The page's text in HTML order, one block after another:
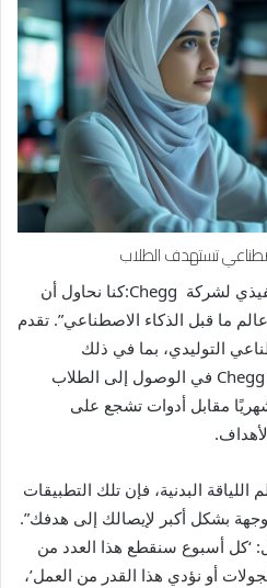
تستهدف الطلاب
يقول ناثان شولتز، الرئيس التنفيذي لشركة Chegg:كنا نحاول أن
ما قبل الذكاء الاصطناعي”. تقدم
التوليدي، بما في ذلك
ChatGPT، خططًا مجانية. تأمل Chegg في الوصول إلى الطلاب
19.99 دولارًا شهريًا مقابل أدوات تشجع على
البدنية، فإن تلك التطبيقات
بشكل أكبر لإيصالك إلى هدفك”.
‘كل أسبوع سنقطع هذا العدد من
أو نؤدي هذا القدر من العمل’،